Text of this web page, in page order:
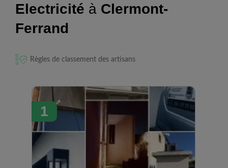
Electricité à Clermont-
Ferrand
Règles de classement des artisans
1